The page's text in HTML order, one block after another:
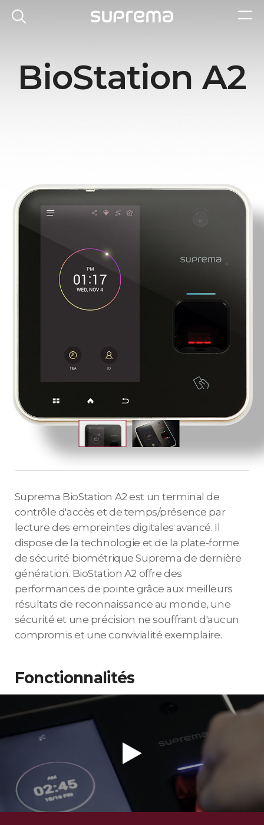
BioStation A2
Suprema BioStation A2 est un terminal de
contrôle d'accès et de temps/présence par
lecture des empreintes digitales avancé. Il
dispose de la technologie et de la plate-forme
de sécurité biométrique Suprema de dernière
génération. BioStation A2 offre des
performances de pointe grâce aux meilleurs
résultats de reconnaissance au monde, une
sécurité et une précision ne souffrant d'aucun
compromis et une convivialité exemplaire.
Fonctionnalités